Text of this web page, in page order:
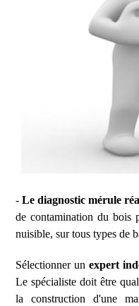
- Le diagnostic mérule
de contamination du bois
nuisible, sur tous types de
Sélectionner unexpert
Le spécialiste doit être
la construction d'une